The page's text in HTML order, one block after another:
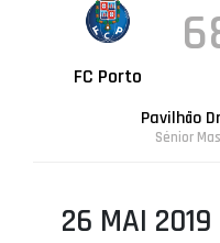
FC Porto
Pavilhão
Sénior
26 MAI 2019